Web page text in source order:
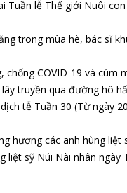
Tuần lễ Thế giới Nuôi
trong mùa hè, bác sĩ
chống COVID-19 và cúm
truyền qua đường hô
tễ Tuần 30 (Từ ngày
hương các anh hùng liệt
liệt sỹ Núi Nài nhân ngày